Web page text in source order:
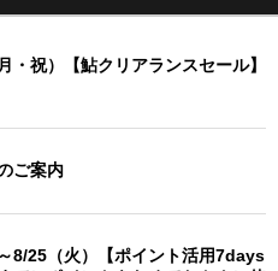
・祝）【鮎クリアランスセール】
ご案内
25（火）【ポイント活用7days